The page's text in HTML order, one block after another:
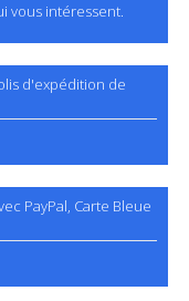
vous intéressent.
d'expédition de
PayPal, Carte Bleue